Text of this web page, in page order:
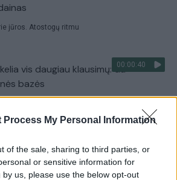
Process My Personal Information
of the sale, sharing to third parties, or
or sensitive information for
us, please use the below opt-out
jūros. Atostogų ritmu
00:00:40
vis daugiau klausimų: du
bazės